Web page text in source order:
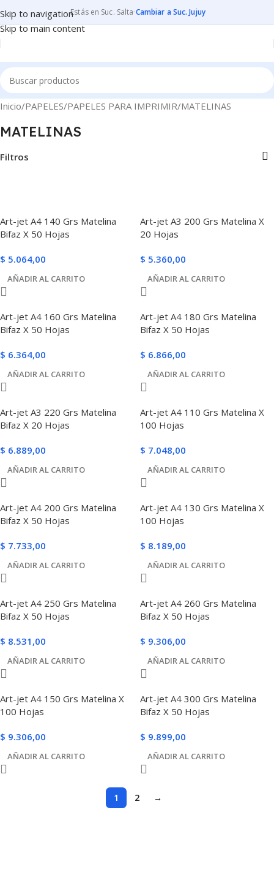
Skip to navigation
Skip to main content
Estás en Suc. Salta·Cambiar a Suc. Jujuy
Inicio PAPELES PAPELES PARA IMPRIMIR MATELINAS
MATELINAS
Filtros
Art-jet A4 140 Grs Matelina
Bifaz X 50 Hojas
$ 5.064,00
AÑADIR AL CARRITO
Art-jet A3 200 Grs Matelina X
20 Hojas
$ 5.360,00
AÑADIR AL CARRITO
Art-jet A4 160 Grs Matelina
Bifaz X 50 Hojas
$ 6.364,00
AÑADIR AL CARRITO
Art-jet A4 180 Grs Matelina
Bifaz X 50 Hojas
$ 6.866,00
AÑADIR AL CARRITO
Art-jet A3 220 Grs Matelina
Bifaz X 20 Hojas
$ 6.889,00
AÑADIR AL CARRITO
Art-jet A4 110 Grs Matelina X
100 Hojas
$ 7.048,00
AÑADIR AL CARRITO
Art-jet A4 200 Grs Matelina
Bifaz X 50 Hojas
$ 7.733,00
AÑADIR AL CARRITO
Art-jet A4 130 Grs Matelina X
100 Hojas
$ 8.189,00
AÑADIR AL CARRITO
Art-jet A4 250 Grs Matelina
Bifaz X 50 Hojas
$ 8.531,00
AÑADIR AL CARRITO
Art-jet A4 260 Grs Matelina
Bifaz X 50 Hojas
$ 9.306,00
AÑADIR AL CARRITO
Art-jet A4 150 Grs Matelina X
100 Hojas
$ 9.306,00
AÑADIR AL CARRITO
Art-jet A4 300 Grs Matelina
Bifaz X 50 Hojas
$ 9.899,00
AÑADIR AL CARRITO
1 2 →